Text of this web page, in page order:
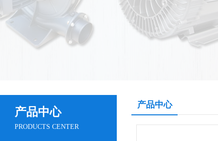
产品中心
PRODUCTS CENTER
产品中心